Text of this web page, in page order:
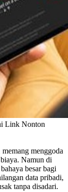
Link Nonton
menggoda
Namun di
besar bagi
data pribadi,
tanpa disadari.